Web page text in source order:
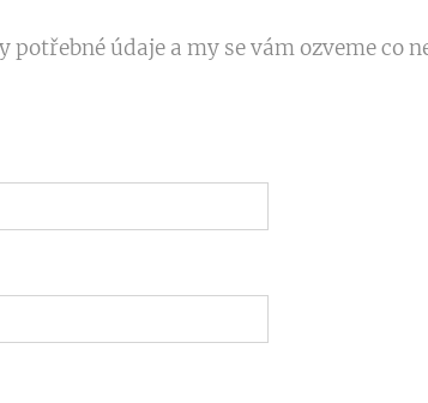
potřebné údaje a my se vám ozveme co